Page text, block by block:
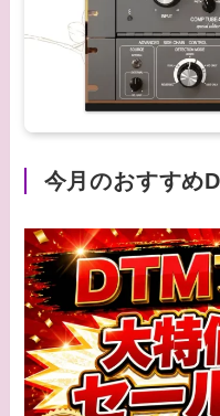
今月のおすすめ